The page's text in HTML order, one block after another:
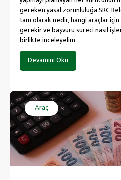
gereken yasal zorunluluğa SRC
tam olarak nedir, hangi araçlar için
gerekir ve başvuru süreci nasıl
birlikte inceleyelim.
Devamını Oku
Araç